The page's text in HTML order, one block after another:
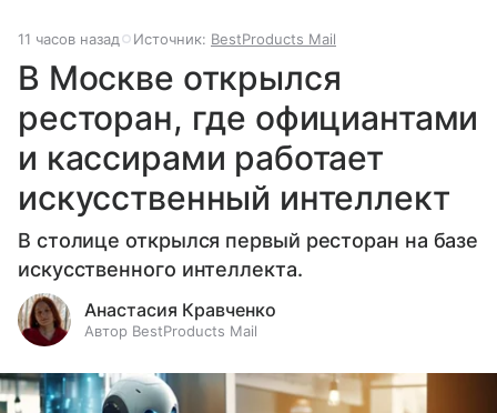
11 часов назад Источник: BestProducts Mail
В Москве открылся
ресторан, где официантами
и кассирами работает
искусственный интеллект
В столице открылся первый ресторан на базе
искусственного интеллекта.
Анастасия Кравченко
Автор BestProducts Mail